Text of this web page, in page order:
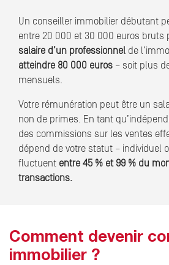
Un conseiller immobilier débutant
entre 20 000 et 30 000 euros bruts
salaire d’un professionnel de
atteindre 80 000 euros – soit plus
mensuels.
Votre rémunération peut être un
non de primes. En tant
des commissions sur les ventes
dépend de votre statut – individuel
fluctuent entre 45 % et 99 % du
transactions.
Comment devenir
immobilier ?